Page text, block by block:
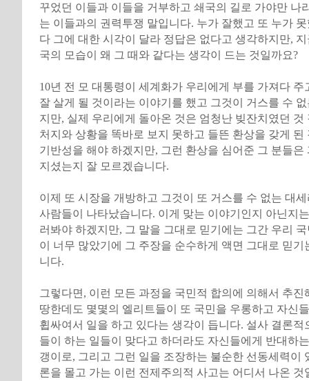
꾸었던 이들과 이들을 거부하고 쇄국의 길로 가야만 나
는 이들과의 권력투쟁 말입니다. 누가 잘했고 또 누가
다 그에 대한 시각이 달라 정답은 없다고 생각하지만,
국의 모습이 왜 그 때와 같다는 생각이 드는 것일까요?
10년 전 모 대통령이 세계화가 우리에게 부를 가져다 주
잘 살게 될 것이라는 이야기를 했고 그것이 거스를 수
지만, 실제 우리에게 돌아온 것은 엄청난 빚잔치였던 것
처지와 상황을 똑바로 보지 못하고 들뜬 환상을 갖게 된
기반성을 해야 하겠지만, 그런 환상을 심어준 그 분들은
지셨는지 잘 모르겠습니다.
이제 또 시장을 개방하고 그것이 또 거스를 수 없는 대
사람들이 나타났습니다. 이게 맞는 이야기인지 아닌지
러봐야 하겠지만, 그 말을 그대로 믿기에는 그간 우리
이 너무 많았기에 그 주장을 순수하게 액면 그대로 믿기
니다.
그렇다면, 이런 모든 과정을 국민적 합의에 의해서 추진
땅한데도 몇몇의 엘리트들이 또 국민을 우롱하고 자신
휩싸여서 일을 하고 있다는 생각이 듭니다. 설사 결론적
들이 하는 일들이 맞다고 하더라도 자신들에게 반대하
갱이로, 그리고 그런 일을 조장하는 불순한 선동세력이
론을 몰고 가는 이런 전제주의적 사고는 어디서 나온 것